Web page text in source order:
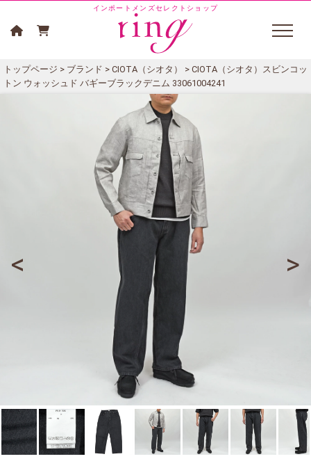
インポートメンズセレクトショップ
トップページ > ブランド > CIOTA（シオタ）
> CIOTA（シオタ）スビンコッ
トン ウォッシュド バギーブラックデニム 33061004241